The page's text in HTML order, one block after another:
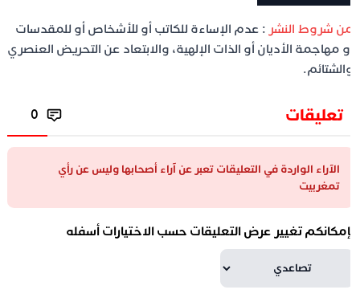
شروط النشر: عدم الإساءة للكاتب أو للأشخاص أو للمقدسات
مهاجمة الأديان أو الذات الإلهية، والابتعاد عن التحريض العنصري
تعليقات 0
الآراء الواردة في التعليقات تعبر عن آراء أصحابها وليس عن رأي
تمغربيت
تغيير عرض التعليقات حسب الاختيارات أسفله